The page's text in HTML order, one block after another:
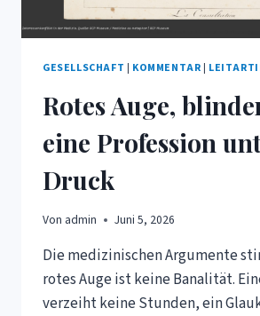
GESELLSCHAFT | KOMMENTAR |
Rotes Auge,
eine Profession
Druck
Von admin Juni 5, 2026
Die medizinischen Argumente
rotes Auge ist keine Banalität.
verzeiht keine Stunden, ein